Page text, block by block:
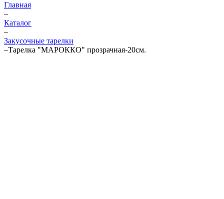
Главная
–
Каталог
–
Закусочные тарелки
–Тарелка "МАРОККО" прозрачная-20см.